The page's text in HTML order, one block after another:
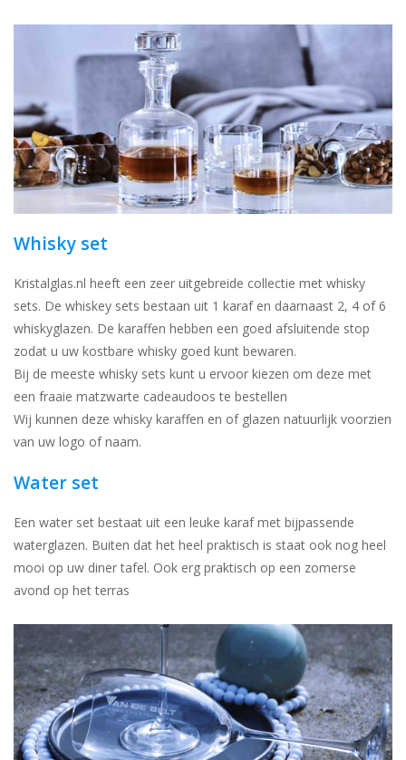
Whisky set
Kristalglas.nl heeft een zeer uitgebreide collectie met whisky
sets. De whiskey sets bestaan uit 1 karaf en daarnaast 2, 4 of 6
whiskyglazen. De karaffen hebben een goed afsluitende stop
zodat u uw kostbare whisky goed kunt bewaren.
Bij de meeste whisky sets kunt u ervoor kiezen om deze met
een fraaie matzwarte cadeaudoos te bestellen
Wij kunnen deze whisky karaffen en of glazen natuurlijk voorzien
van uw logo of naam.
Water set
Een water set bestaat uit een leuke karaf met bijpassende
waterglazen. Buiten dat het heel praktisch is staat ook nog heel
mooi op uw diner tafel. Ook erg praktisch op een zomerse
avond op het terras